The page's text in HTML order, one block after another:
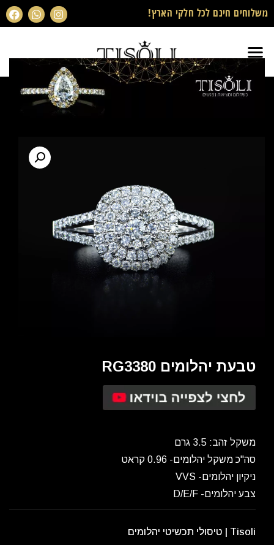
משלוחים חינם לכל חלקי הארץ!
טבעת יהלומים RG3380
משקל זהב: 3.5 גרם
סה"כ משקל יהלומים- 0.96 קראט
ניקיון יהלומים- VVS
צבע יהלומים- D/E/F
Tisoli | טיסולי תכשיטי יהלומים